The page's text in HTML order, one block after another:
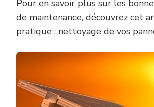
Pour en savoir plus sur les
de maintenance, découvrez cet
pratique : nettoyage de vos